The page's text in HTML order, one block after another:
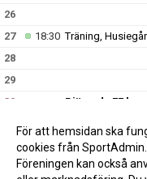
26
27
18:30Träning,
28
29
30
Bjärreds FF
För att hemsidan ska
cookies från
Föreningen kan också